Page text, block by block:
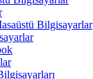
Bilgisayarlar